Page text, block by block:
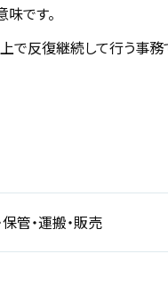
味です。
で反復継続して行う事
管・運搬・販売